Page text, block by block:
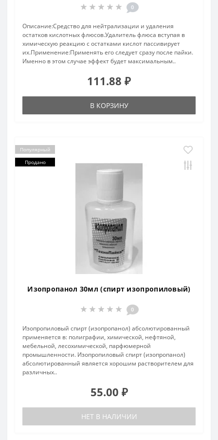
0
Описание:Средство для нейтрализации и удаления
остатков кислотных флюсов.Удалитель флюса вступая в
химическую реакцию с остатками кислот пассивирует
их.Применение:Применять его следует сразу после пайки.
Именно в этом случае эффект будет максимальным..
111.88 ₽
В КОРЗИНУ
Популярный
Продано
Изопропанол 30мл (спирт изопропиловый)
0
Изопропиловый спирт (изопропанол) абсолютированный
применяется в: полиграфии, химической, нефтяной,
мебельной, лесохимической, парфюмерной
промышленности. Изопропиловый спирт (изопропанол)
абсолютированный является хорошим растворителем для
различных..
55.00 ₽
НЕТ В НАЛИЧИИ